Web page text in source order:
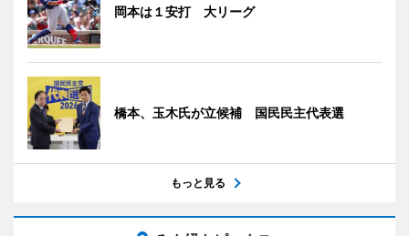
岡本は１安打 大リーグ
橋本、玉木氏が立候補 国民民主代表選
もっと見る